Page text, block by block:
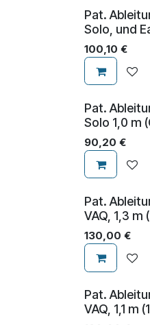
Pat.
Solo, und
100,10 €
Pat.
Solo 1,0 m
90,20 €
Pat.
VAQ, 1,3 m
130,00 €
Pat.
VAQ, 1,1 m